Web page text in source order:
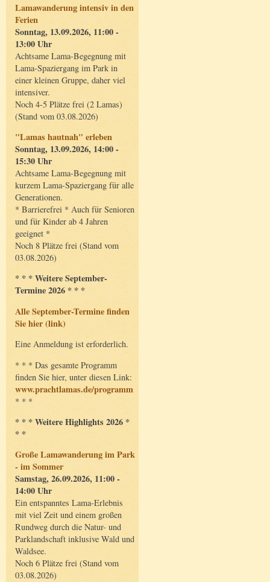
Lamawanderung intensiv in den
Ferien
Sonntag, 13.09.2026, 11:00 -
13:00 Uhr
Achtsame Lama-Begegnung mit
Lama-Spaziergang im Park in
einer kleinen Gruppe, daher viel
intensiver.
Noch 4-5 Plätze frei (2 Lamas)
(Stand vom 03.08.2026)
"Lamas hautnah" erleben
Sonntag, 13.09.2026, 14:00 -
15:30 Uhr
Achtsame Lama-Begegnung mit
kurzem Lama-Spaziergang für alle
Generationen.
* Barrierefrei * Auch für Senioren
und für Kinder ab 4 Jahren
geeignet *
Noch 8 Plätze frei (Stand vom
03.08.2026)
* * * Weitere September-
Termine 2026 * * *
Alle September-Termine finden
Sie hier (link)
Eine Anmeldung ist erforderlich.
* * * Das gesamte Programm
finden Sie hier, unter diesen Link:
www.prachtlamas.de/programm
* * *
* * * Weitere Highlights 2026 *
* *
Große Lamawanderung im Park
- im Sommer
Samstag, 26.09.2026, 11:00 -
14:00 Uhr
Ein entspanntes Lama-Erlebnis
mit viel Zeit und einem großen
Rundweg durch die Natur- und
Parklandschaft inklusive Wald und
Waldsee.
Noch 6 Plätze frei (Stand vom
03.08.2026)